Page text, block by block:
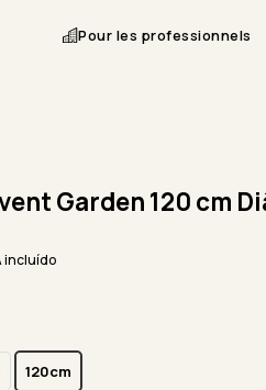
Pour les professionnels
Garden 120 cm
incluído
120cm